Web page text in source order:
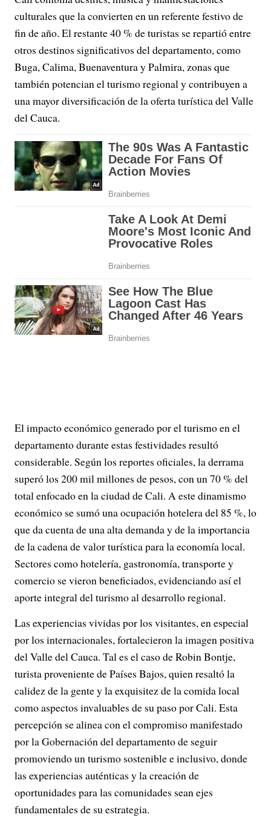
culturales que la convierten en un referente festivo de
fin de año. El restante 40 % de turistas se repartió entre
otros destinos significativos del departamento, como
Buga, Calima, Buenaventura y Palmira, zonas que
también potencian el turismo regional y contribuyen a
una mayor diversificación de la oferta turística del Valle
del Cauca.
El impacto económico generado por el turismo en el
departamento durante estas festividades resultó
considerable. Según los reportes oficiales, la derrama
superó los 200 mil millones de pesos, con un 70 % del
total enfocado en la ciudad de Cali. A este dinamismo
económico se sumó una ocupación hotelera del 85 %, lo
que da cuenta de una alta demanda y de la importancia
de la cadena de valor turística para la economía local.
Sectores como hotelería, gastronomía, transporte y
comercio se vieron beneficiados, evidenciando así el
aporte integral del turismo al desarrollo regional.
Las experiencias vividas por los visitantes, en especial
por los internacionales, fortalecieron la imagen positiva
del Valle del Cauca. Tal es el caso de Robin Bontje,
turista proveniente de Países Bajos, quien resaltó la
calidez de la gente y la exquisitez de la comida local
como aspectos invaluables de su paso por Cali. Esta
percepción se alinea con el compromiso manifestado
por la Gobernación del departamento de seguir
promoviendo un turismo sostenible e inclusivo, donde
las experiencias auténticas y la creación de
oportunidades para las comunidades sean ejes
fundamentales de su estrategia.